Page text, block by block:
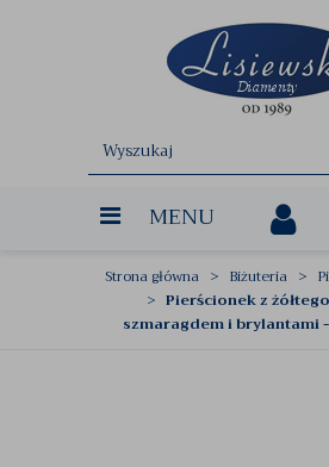
MENU
Strona główna Biżuteria
Pierścionek z
szmaragdem i brylantami